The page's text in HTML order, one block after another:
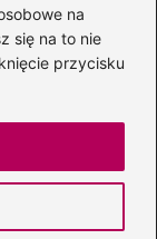
na
się na to nie
przycisku
napisał